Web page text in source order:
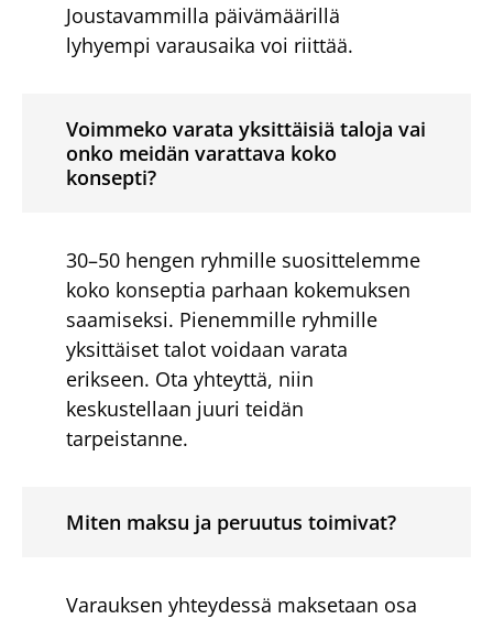
Joustavammilla päivämäärillä
lyhyempi varausaika voi riittää.
Voimmeko varata yksittäisiä taloja vai
onko meidän varattava koko
konsepti?
30–50 hengen ryhmille suosittelemme
koko konseptia parhaan kokemuksen
saamiseksi. Pienemmille ryhmille
yksittäiset talot voidaan varata
erikseen. Ota yhteyttä, niin
keskustellaan juuri teidän
tarpeistanne.
Miten maksu ja peruutus toimivat?
Varauksen yhteydessä maksetaan osa